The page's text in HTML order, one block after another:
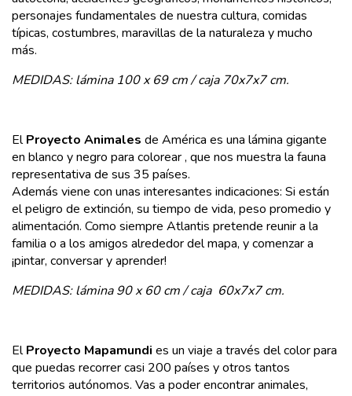
personajes fundamentales de nuestra cultura, comidas
típicas, costumbres, maravillas de la naturaleza y mucho
más.
MEDIDAS:lámina 100 x 69 cm /caja 70x7x7 cm.
ElProyecto Animales de América es una lámina gigante
en blanco y negro para colorear , que nos muestra la fauna
representativa de sus 35 países.
Además viene con unas interesantes indicaciones: Si están
el peligro de extinción, su tiempo de vida, peso promedio y
alimentación. Como siempre Atlantis pretende reunir a la
familia o a los amigos alrededor del mapa, y comenzar a
¡pintar, conversar y aprender!
MEDIDAS:lámina 90 x 60 cm /caja 60x7x7 cm.
ElProyecto Mapamundi es un viaje a través del color para
que puedas recorrer casi 200 países y otros tantos
territorios autónomos. Vas a poder encontrar animales,